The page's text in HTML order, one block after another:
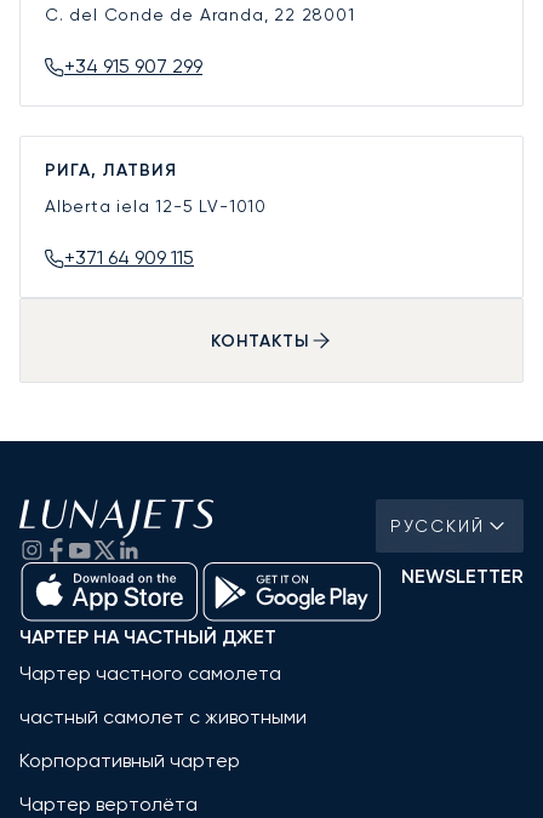
C. del Conde de Aranda, 22 28001
+34 915 907 299
РИГА, ЛАТВИЯ
Alberta iela 12-5 LV-1010
+371 64 909 115
КОНТАКТЫ
РУССКИЙ
NEWSLETTER
ЧАРТЕР НА ЧАСТНЫЙ ДЖЕТ
Чартер частного самолета
частный самолет с животными
Корпоративный чартер
Чартер вертолёта